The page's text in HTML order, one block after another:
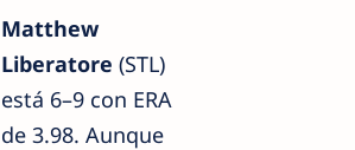
Matthew
Liberatore (STL)
está 6–9 con ERA
de 3.98. Aunque